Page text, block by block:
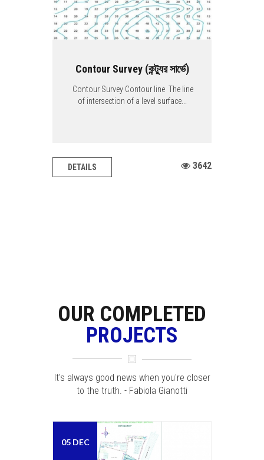
Contour Survey (কন্ট্যুর সার্ভে)
Contour Survey Contour line The line
of intersection of a level surface...
DETAILS 3642
OUR COMPLETED
PROJECTS
It's always good news when you're closer
to the truth. - Fabiola Gianotti
05 DEC